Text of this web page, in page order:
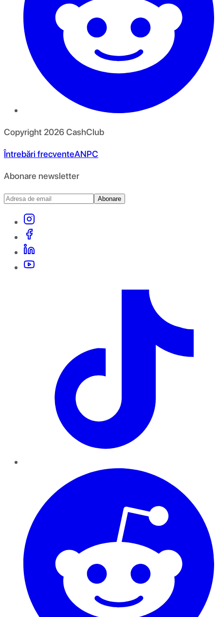
Copyright 2026CashClub
Întrebări frecventeANPC
Abonare newsletter
Abonare